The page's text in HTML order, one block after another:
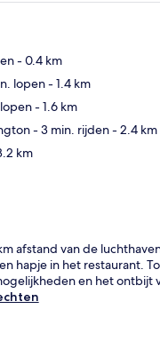
- 0.4 km
lopen- 1.4 km
- 1.6 km
- 3 min. rijden- 2.4 km
km
afstand van de
hapje in het restaurant.
en het ontbijt